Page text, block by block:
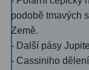
Kufry a tašky64
Ostatní
Bazar 11
podobě tmavých
Země.
- Další pásy
- Cassiniho